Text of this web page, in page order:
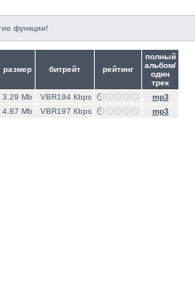
функции!
размер битрейт рейтинг
полный
альбом/
один
трек
3.29 Mb VBR194 Кbps
mp3
4.87 Mb VBR197 Кbps
mp3